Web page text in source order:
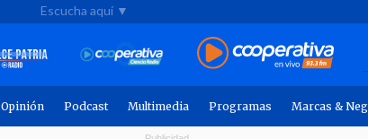
Escucha aquí ▼
Opinión Podcast Multimedia Programas Marcas &